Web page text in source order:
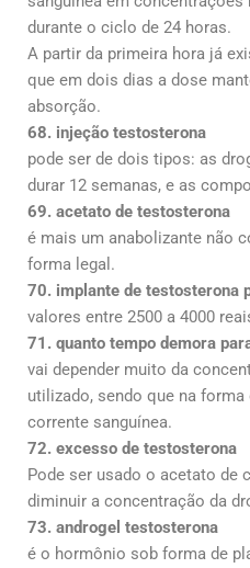
durante o ciclo de 24 horas.
A partir da primeira hora já
que em dois dias a dose
absorção.
68. injeção testosterona
pode ser de dois tipos: as
durar 12 semanas, e as
69. acetato de testosterona
é mais um anabolizante não
forma legal.
70. implante de testosterona
valores entre 2500 a 4000
71. quanto tempo demora
vai depender muito da
utilizado, sendo que na forma
corrente sanguínea.
72. excesso de testosterona
Pode ser usado o acetato de
diminuir a concentração da
73. androgel testosterona
é o hormônio sob forma de